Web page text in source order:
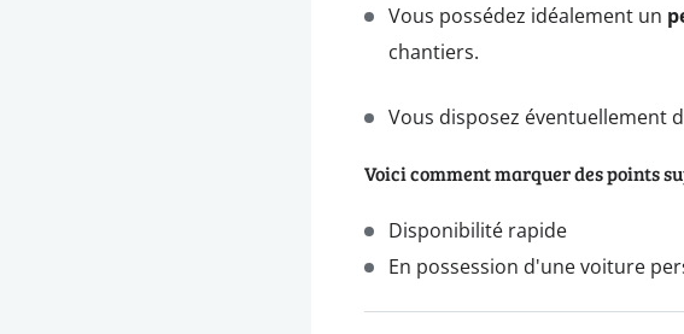
Vous possédez idéalement un
chantiers.
Vous disposez éventuellement
Voici comment marquer des points
Disponibilité rapide
En possession d'une voiture